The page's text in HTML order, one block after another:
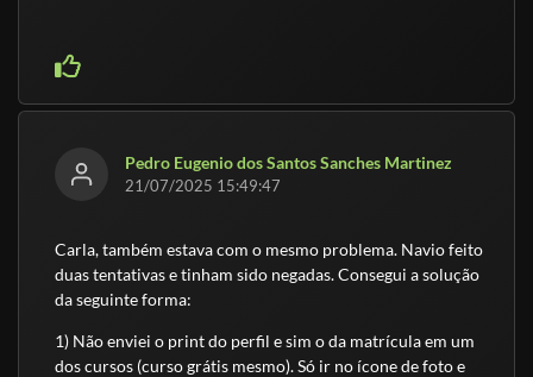
Pedro Eugenio dos Santos Sanches Martinez
21/07/2025 15:49:47
Carla, também estava com o mesmo problema. Navio feito
duas tentativas e tinham sido negadas. Consegui a solução
da seguinte forma:
1) Não enviei o print do perfil e sim o da matrícula em um
dos cursos (curso grátis mesmo). Só ir no ícone de foto e